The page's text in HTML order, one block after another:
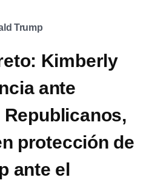
Trump
Kimberly
ante
protección de
ante el